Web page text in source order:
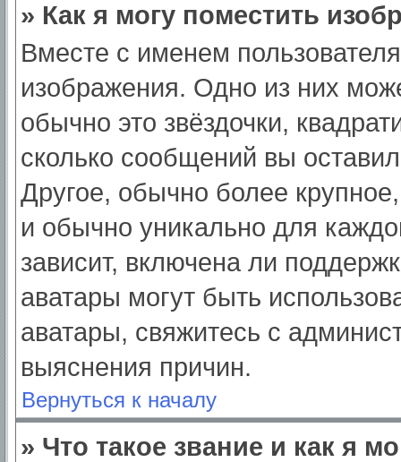
» Как я могу поместить
Вместе с именем
изображения. Одно из них
обычно это звёздочки,
сколько сообщений вы
Другое, обычно более
и обычно уникально для
зависит, включена ли
аватары могут быть
аватары, свяжитесь с
выяснения причин.
Вернуться к началу
» Что такое звание и как я